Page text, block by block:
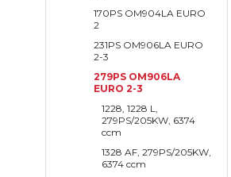
170PS OM904LA EURO
2
231PS OM906LA EURO
2-3
279PS OM906LA
EURO 2-3
1228, 1228 L,
279PS/205KW, 6374
ccm
1328 AF, 279PS/205KW,
6374 ccm